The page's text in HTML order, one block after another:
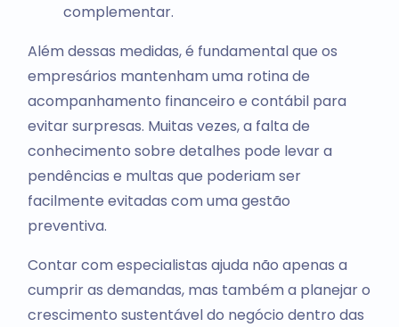
complementar.
Além dessas medidas, é fundamental que os
empresários mantenham uma rotina de
acompanhamento financeiro e contábil para
evitar surpresas. Muitas vezes, a falta de
conhecimento sobre detalhes pode levar a
pendências e multas que poderiam ser
facilmente evitadas com uma gestão
preventiva.
Contar com especialistas ajuda não apenas a
cumprir as demandas, mas também a planejar o
crescimento sustentável do negócio dentro das